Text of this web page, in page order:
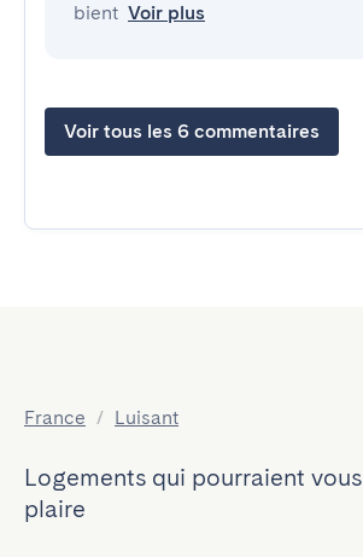
bient Voir plus
Voir tous les 6 commentaires
France / Luisant
Logements qui pourraient vous
plaire